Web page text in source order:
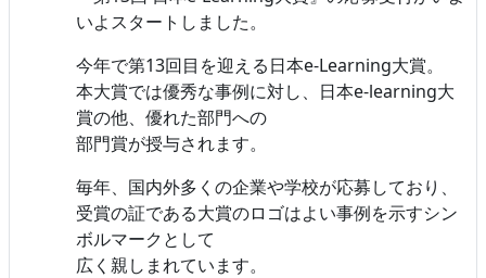
いよスタートしました。
今年で第13回目を迎える日本e-Learning大賞。
本大賞では優秀な事例に対し、日本e-learning大
賞の他、優れた部門への
部門賞が授与されます。
毎年、国内外多くの企業や学校が応募しており、
受賞の証である大賞のロゴはよい事例を示すシン
ボルマークとして
広く親しまれています。